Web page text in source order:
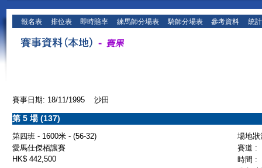
報名表 排位表 即時賠率 練馬師分場表 騎師分場表 參考資料 統
賽事日期: 18/11/1995 沙田
第 5 場 (137)
第四班 - 1600米 - (56-32)
場地
愛馬仕傑栢讓賽
賽道 :
HK$ 442,500
時間 :